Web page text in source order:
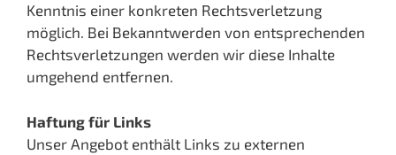
Kenntnis einer konkreten Rechtsverletzung
möglich. Bei Bekanntwerden von entsprechenden
Rechtsverletzungen werden wir diese Inhalte
umgehend entfernen.
Haftung für Links
Unser Angebot enthält Links zu externen